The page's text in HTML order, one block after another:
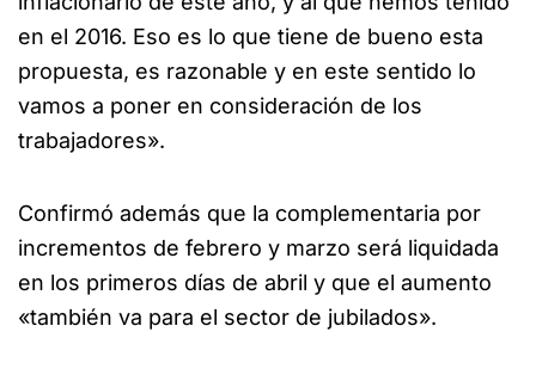
en el 2016. Eso es lo que tiene de bueno esta
propuesta, es razonable y en este sentido lo
vamos a poner en consideración de los
trabajadores».
Confirmó además que la complementaria por
incrementos de febrero y marzo será liquidada
en los primeros días de abril y que el aumento
«también va para el sector de jubilados».